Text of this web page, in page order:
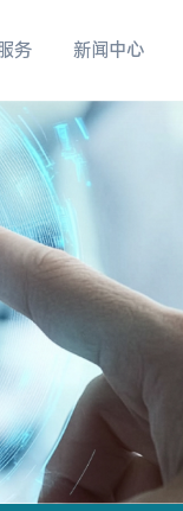
务 新闻中心
微信服务号
抖音